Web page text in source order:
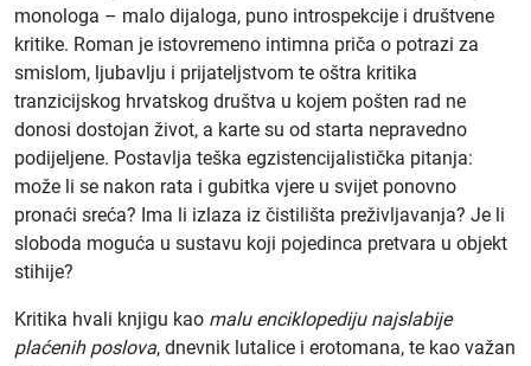
monologa – malo dijaloga, puno introspekcije i društvene
kritike. Roman je istovremeno intimna priča o potrazi za
smislom, ljubavlju i prijateljstvom te oštra kritika
tranzicijskog hrvatskog društva u kojem pošten rad ne
donosi dostojan život, a karte su od starta nepravedno
podijeljene. Postavlja teška egzistencijalistička pitanja:
može li se nakon rata i gubitka vjere u svijet ponovno
pronaći sreća? Ima li izlaza iz čistilišta preživljavanja? Je li
sloboda moguća u sustavu koji pojedinca pretvara u objekt
stihije?
Kritika hvali knjigu kao malu enciklopediju najslabije
plaćenih poslova, dnevnik lutalice i erotomana, te kao važan